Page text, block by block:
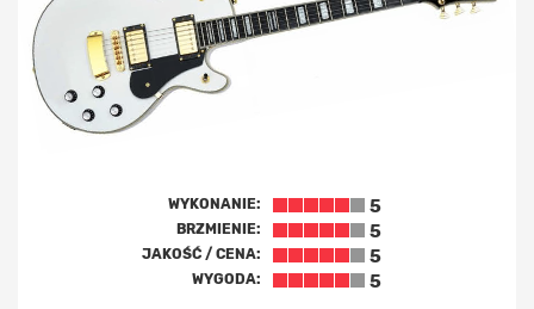
WYKONANIE: 5
BRZMIENIE: 5
JAKOŚĆ / CENA: 5
WYGODA: 5